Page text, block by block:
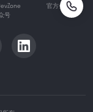
号
官方公众号